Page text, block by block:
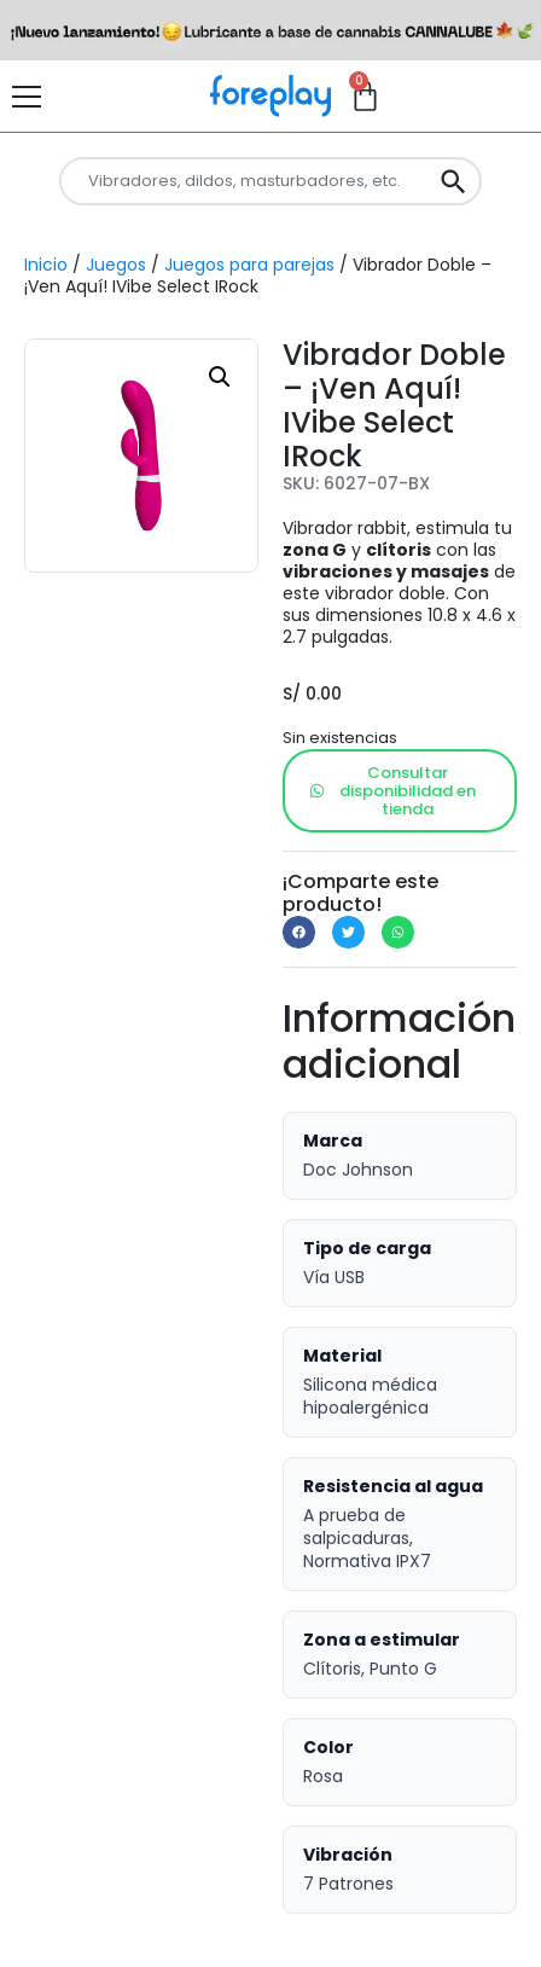
0
Inicio / Juegos / Juegos para parejas / Vibrador Doble –
¡Ven Aquí! IVibe Select IRock
Vibrador Doble
– ¡Ven Aquí!
IVibe Select
IRock
SKU: 6027-07-BX
Vibrador rabbit, estimula tu
zona G y clítoris con las
vibraciones y masajes de
este vibrador doble. Con
sus dimensiones 10.8 x 4.6 x
2.7 pulgadas.
S/ 0.00
Sin existencias
Consultar
disponibilidad en
tienda
¡Comparte este
producto!
Información
adicional
Marca
Doc Johnson
Tipo de carga
Vía USB
Material
Silicona médica
hipoalergénica
Resistencia al agua
A prueba de
salpicaduras,
Normativa IPX7
Zona a estimular
Clítoris, Punto G
Color
Rosa
Vibración
7 Patrones